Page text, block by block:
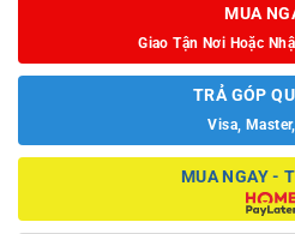
MUA
Giao Tận Nơi Hoặc
TRẢ GÓP
Visa,
MUA NGAY -